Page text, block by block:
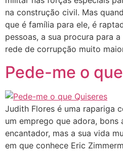
na construção civil. Mas
que é família para ele, é
pessoas, a sua procura para
rede de corrupção muito
Pede-me o
Judith Flores é uma rapariga
um emprego que adora, bons
encantador, mas a sua vida
em que conhece Eric